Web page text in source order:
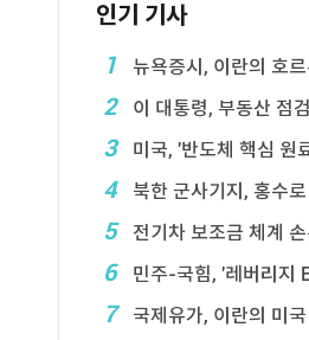
인기 기사
1
뉴욕증시, 이란의 호르무즈
2 이 대통령, 부동산 점검 2차
3 미국, '반도체 핵심 원료' 폴
4 북한 군사기지, 홍수로 심각한
5 전기차 보조금 체계 손본다
6 민주-국힘, '레버리지
7 국제유가, 이란의 미국 선